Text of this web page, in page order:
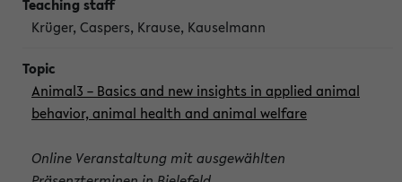
Krüger, Caspers, Krause, Kauselmann
Animal3 – Basics and new insights in applied animal
behavior, animal health and animal welfare
Online Veranstaltung mit ausgewählten